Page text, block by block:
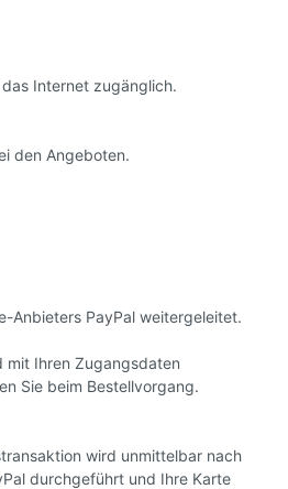
Internet zugänglich.
den Angeboten.
Anbieters PayPal weitergeleitet.
mit Ihren Zugangsdaten
Sie beim Bestellvorgang.
wird unmittelbar nach
durchgeführt und Ihre Karte